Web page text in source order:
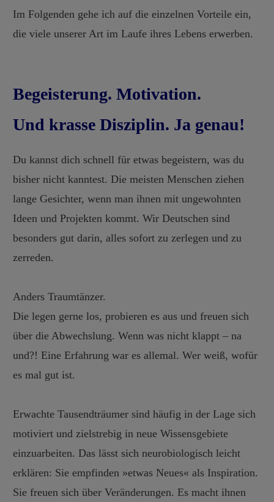
Im Folgenden gehe ich auf die einzelnen Vorteile ein,
die viele unserer Art im Laufe ihres Lebens erwerben.
Begeisterung. Motivation.
Und krasse Disziplin. Ja genau!
Du kannst dich schnell für etwas begeistern, was du
bisher nicht kanntest. Die meisten Menschen ziehen
lange Gesichter, wenn man ihnen mit ungewohnten
Ideen und Projekten kommt. Wir Deutschen sind
besonders gut darin, alles sofort zu zerlegen und zu
zerreden.
Anders Traumtänzer.
Die legen gerne los, probieren es aus und freuen sich
über die Abwechslung. Wenn was nicht klappt – na
und?! Eine Erfahrung war es allemal. Wer weiß, wofür
es mal gut ist.
Erwachte Tausendträumer sind häufig in der Lage sich
motiviert und zielstrebig in neue Wissensgebiete
einzuarbeiten. Das lässt sich neurobiologisch leicht
erklären: Sie empfinden »etwas Neues« als Inspiration.
Sie freuen sich über Veränderungen. Es macht ihnen